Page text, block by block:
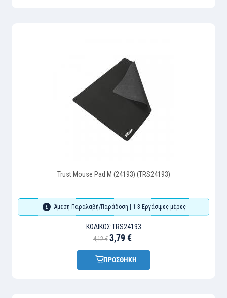
Trust Mouse Pad M (24193) (TRS24193)
Άμεση Παραλαβή/Παράδοση | 1-3 Εργάσιμες μέρες
ΚΩΔΙΚΌΣ:TRS24193
4,12 € 3,79 €
ΠΡΟΣΘΗΚΗ